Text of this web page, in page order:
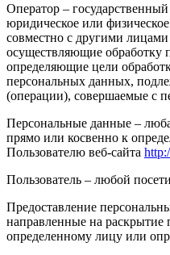
Оператор –
юридическое или
совместно с другими
осуществляющие обработку
определяющие цели
персональных данных,
(операции), совершаемые с
Персональные данные –
прямо или косвенно к
Пользователю веб-сайта
Пользователь – любой
Предоставление
направленные на
определенному лицу или